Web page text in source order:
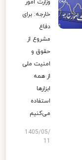
وزارت امور
خارجه: برای
دفاع
مشروع از
حقوق و
امنیت ملی
از همه
ابزارها
استفاده
می‌کنیم
1405/05/